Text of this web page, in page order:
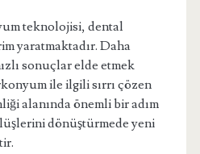
teknolojisi, dental
yaratmaktadır. Daha
sonuçlar elde etmek
ile ilgili sırrı çözen
alanında önemli bir adım
dönüştürmede yeni